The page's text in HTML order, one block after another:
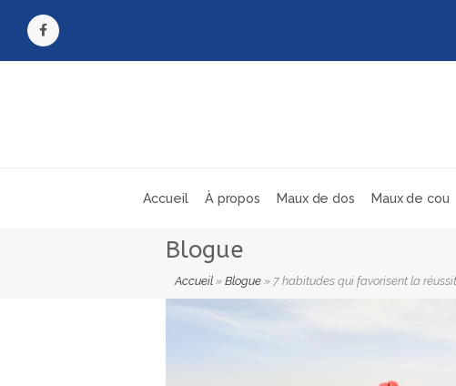
Facebook
Accueil À propos Maux de dos Maux de cou
Blogue
Accueil » Blogue » 7 habitudes qui favorisent la